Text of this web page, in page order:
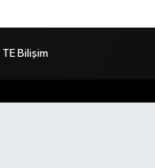
TE Bilişim